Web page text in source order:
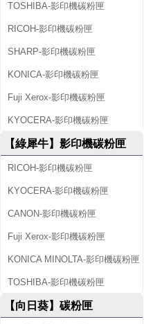
2
超
值
組
TOSHIBA-影印機碳粉匣
RICOH-影印機碳粉匣
SHARP-影印機碳粉匣
KONICA-影印機碳粉匣
Fuji Xerox-影印機碳粉匣
KYOCERA-影印機碳粉匣
【綠犀牛】影印機碳粉匣
RICOH-影印機碳粉匣
KYOCERA-影印機碳粉匣
CANON-影印機碳粉匣
Fuji Xerox-影印機碳粉匣
KONICA MINOLTA-影印機碳粉匣
TOSHIBA-影印機碳粉匣
【向日葵】碳粉匣